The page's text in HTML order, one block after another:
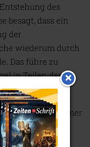
des
besagt, dass ein
der
wiederum durch
Das führe zu
in Teilen des
Infarkt!
Herzinfarkt immer
selber
der